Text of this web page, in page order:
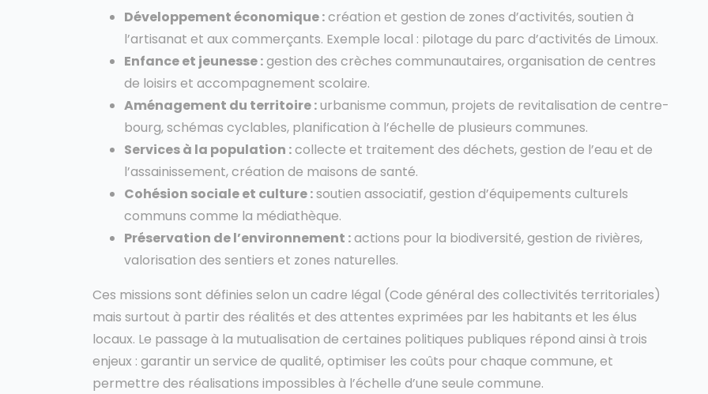
Développement économique :création et gestion de zones d’activités, soutien à
l’artisanat et aux commerçants. Exemple local : pilotage du parc d’activités de Limoux.
Enfance et jeunesse :gestion des crèches communautaires, organisation de centres
de loisirs et accompagnement scolaire.
Aménagement du territoire :urbanisme commun, projets de revitalisation de centre-
bourg, schémas cyclables, planification à l’échelle de plusieurs communes.
Services à la population :collecte et traitement des déchets, gestion de l’eau et de
l’assainissement, création de maisons de santé.
Cohésion sociale et culture :soutien associatif, gestion d’équipements culturels
communs comme la médiathèque.
Préservation de l’environnement :actions pour la biodiversité, gestion de rivières,
valorisation des sentiers et zones naturelles.
Ces missions sont définies selon un cadre légal (Code général des collectivités territoriales)
mais surtout à partir des réalités et des attentes exprimées par les habitants et les élus
locaux. Le passage à la mutualisation de certaines politiques publiques répond ainsi à trois
enjeux : garantir un service de qualité, optimiser les coûts pour chaque commune, et
permettre des réalisations impossibles à l’échelle d’une seule commune.